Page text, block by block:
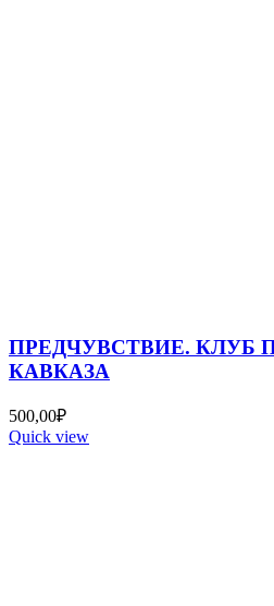
ПРЕДЧУВСТВИЕ. КЛУБ
КАВКАЗА
500,00₽
Quick view